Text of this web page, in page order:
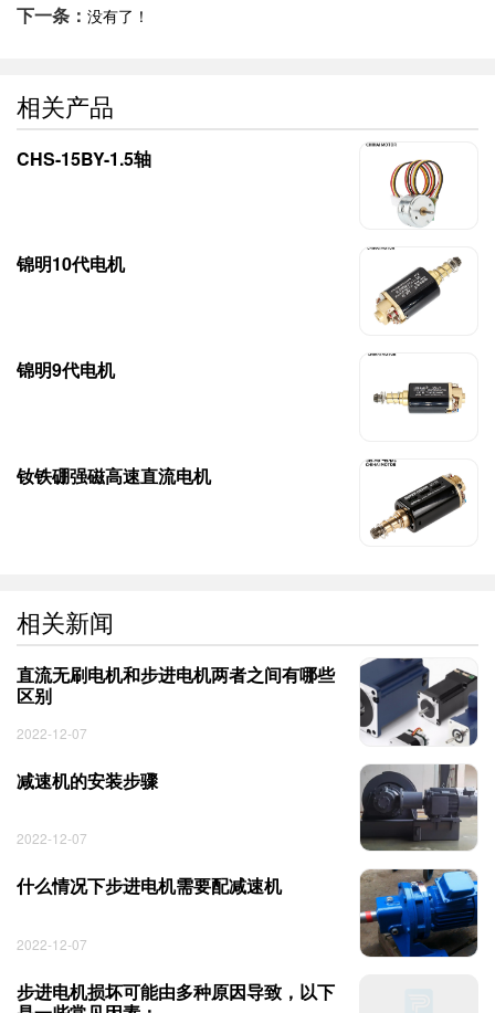
下一条： 没有了！
相关产品
CHS-15BY-1.5轴
锦明10代电机
锦明9代电机
钕铁硼强磁高速直流电机
相关新闻
直流无刷电机和步进电机两者之间有哪些
区别
2022-12-07
减速机的安装步骤
2022-12-07
什么情况下步进电机需要配减速机 ​
2022-12-07
步进电机损坏可能由多种原因导致，以下